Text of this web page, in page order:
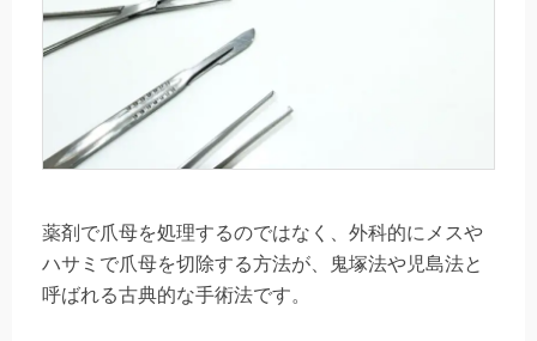
薬剤で爪母を処理するのではなく、外科的にメスや
ハサミで爪母を切除する方法が、鬼塚法や児島法と
呼ばれる古典的な手術法です。